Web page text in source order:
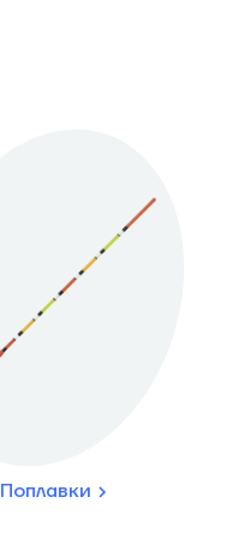
Поплавки